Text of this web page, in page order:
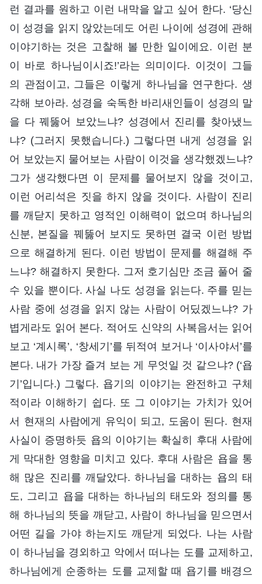
런 결과를 원하고 이런 내막을 알고 싶어 한다. ‘당신
이 성경을 읽지 않았는데도 어린 나이에 성경에 관해
이야기하는 것은 고찰해 볼 만한 일이에요. 이런 분
이 바로 하나님이시죠!’라는 의미이다. 이것이 그들
의 관점이고, 그들은 이렇게 하나님을 연구한다. 생
각해 보아라. 성경을 숙독한 바리새인들이 성경의 말
을 다 꿰뚫어 보았느냐? 성경에서 진리를 찾아냈느
냐? (그러지 못했습니다.) 그렇다면 내게 성경을 읽
어 보았는지 물어보는 사람이 이것을 생각했겠느냐?
그가 생각했다면 이 문제를 물어보지 않을 것이고,
이런 어리석은 짓을 하지 않을 것이다. 사람이 진리
를 깨닫지 못하고 영적인 이해력이 없으며 하나님의
신분, 본질을 꿰뚫어 보지도 못하면 결국 이런 방법
으로 해결하게 된다. 이런 방법이 문제를 해결해 주
느냐? 해결하지 못한다. 그저 호기심만 조금 풀어 줄
수 있을 뿐이다. 사실 나도 성경을 읽는다. 주를 믿는
사람 중에 성경을 읽지 않는 사람이 어딨겠느냐? 가
볍게라도 읽어 본다. 적어도 신약의 사복음서는 읽어
보고 ‘계시록’, ‘창세기’를 뒤적여 보거나 ‘이사야서’를
본다. 내가 가장 즐겨 보는 게 무엇일 것 같으냐? (‘욥
기’입니다.) 그렇다. 욥기의 이야기는 완전하고 구체
적이라 이해하기 쉽다. 또 그 이야기는 가치가 있어
서 현재의 사람에게 유익이 되고, 도움이 된다. 현재
사실이 증명하듯 욥의 이야기는 확실히 후대 사람에
게 막대한 영향을 미치고 있다. 후대 사람은 욥을 통
해 많은 진리를 깨달았다. 하나님을 대하는 욥의 태
도, 그리고 욥을 대하는 하나님의 태도와 정의를 통
해 하나님의 뜻을 깨닫고, 사람이 하나님을 믿으면서
어떤 길을 가야 하는지도 깨닫게 되었다. 나는 사람
이 하나님을 경외하고 악에서 떠나는 도를 교제하고,
하나님에게 순종하는 도를 교제할 때 욥기를 배경으